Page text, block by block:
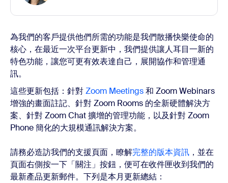
為我們的客戶提供他們所需的功能是我們散播快樂使命的
核心，在最近一次平台更新中，我們提供讓人耳目一新的
特色功能，讓您可更有效表達自己，展開協作和管理通
訊。
這些更新包括：針對Zoom Meetings和 Zoom Webinars
增強的畫面註記、針對 Zoom Rooms 的全新硬體解決方
案、針對 Zoom Chat 擴增的管理功能，以及針對 Zoom
Phone 簡化的大規模通訊解決方案。
請務必造訪我們的支援頁面，瞭解完整的版本資訊 ，並在
頁面右側按一下「關注」按鈕，便可在收件匣收到我們的
最新產品更新郵件。下列是本月更新總結：